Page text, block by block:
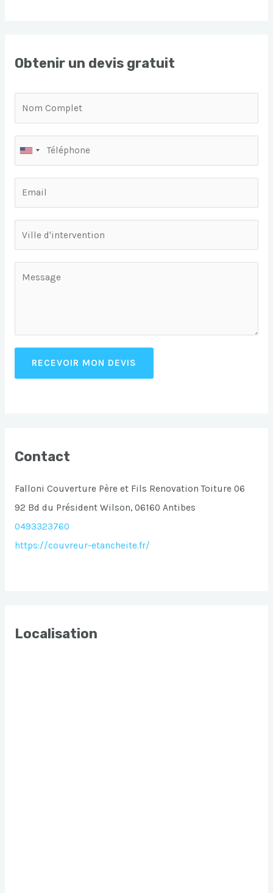
Obtenir un devis gratuit
RECEVOIR MON DEVIS
Contact
Falloni Couverture Père et Fils Renovation Toiture 06
92 Bd du Président Wilson, 06160 Antibes
0493323760
https://couvreur-etancheite.fr/
Localisation